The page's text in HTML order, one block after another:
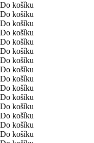
Do košíku
Do košíku
Do košíku
Do košíku
Do košíku
Do košíku
Do košíku
Do košíku
Do košíku
Do košíku
Do košíku
Do košíku
Do košíku
Do košíku
Do košíku